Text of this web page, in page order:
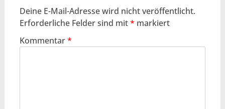
Deine E-Mail-Adresse wird nicht veröffentlicht.
Erforderliche Felder sind mit* markiert
Kommentar*